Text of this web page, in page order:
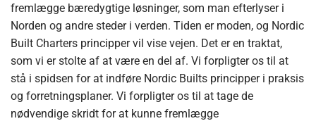
fremlægge bæredygtige løsninger, som man efterlyser i
Norden og andre steder i verden. Tiden er moden, og Nordic
Built Charters principper vil vise vejen. Det er en traktat,
som vi er stolte af at være en del af. Vi forpligter os til at
stå i spidsen for at indføre Nordic Builts principper i praksis
og forretningsplaner. Vi forpligter os til at tage de
nødvendige skridt for at kunne fremlægge